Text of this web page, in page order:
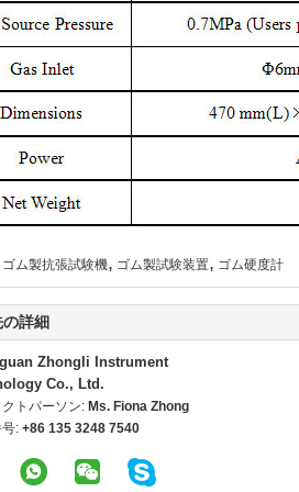
ゴム製抗張試験機, ゴム製試験装置, ゴム硬度計
詳細
Zhongli Instrument
Co., Ltd.
トパーソン: Ms. Fiona Zhong
: +86 135 3248 7540